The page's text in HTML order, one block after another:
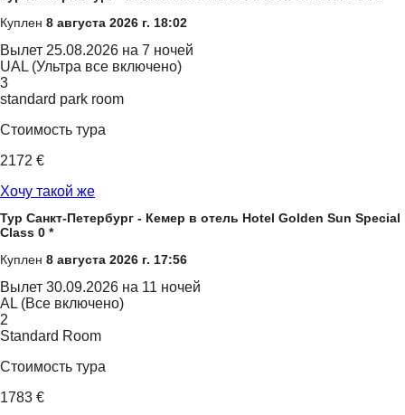
Куплен 8 августа 2026 г. 18:02
Вылет 25.08.2026 на 7 ночей
UAL (Ультра все включено)
3
standard park room
Стоимость тура
2172 €
Хочу такой же
Тур Санкт-Петербург - Кемер в отель Hotel Golden Sun Special
Class 0 *
Куплен 8 августа 2026 г. 17:56
Вылет 30.09.2026 на 11 ночей
AL (Все включено)
2
Standard Room
Стоимость тура
1783 €